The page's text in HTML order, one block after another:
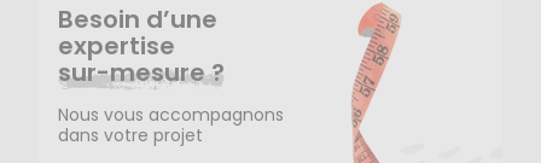
Besoin d’une
expertise
sur-mesure ?
Nous vous accompagnons
dans votre projet